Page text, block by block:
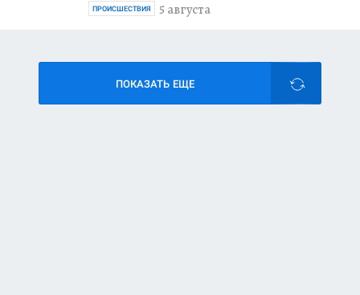
5 августа
ПРОИСШЕСТВИЯ
ПОКАЗАТЬ ЕЩЕ